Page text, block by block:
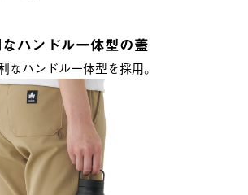
ハンドル一体型の蓋
なハンドル一体型を採用。